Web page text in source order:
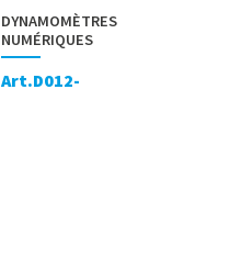
DYNAMOMÈTRES
NUMÉRIQUES
Art.D012-